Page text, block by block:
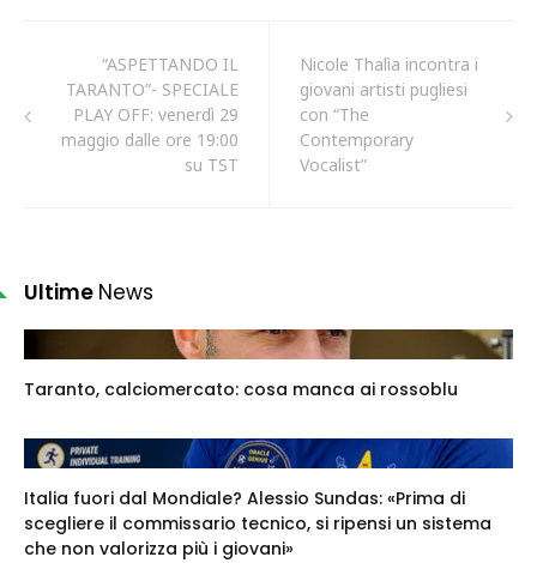
“ASPETTANDO IL
TARANTO”- SPECIALE
PLAY OFF: venerdì 29
maggio dalle ore 19:00
su TST
Nicole Thalìa incontra i
giovani artisti pugliesi
con “The
Contemporary
Vocalist”
Ultime News
Taranto, calciomercato: cosa manca ai rossoblu
Italia fuori dal Mondiale? Alessio Sundas: «Prima di
scegliere il commissario tecnico, si ripensi un sistema
che non valorizza più i giovani»